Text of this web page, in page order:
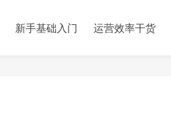
新手基础入门 运营效率干货